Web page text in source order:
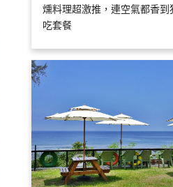
燻料理超激推，連空氣都香到
吃套餐